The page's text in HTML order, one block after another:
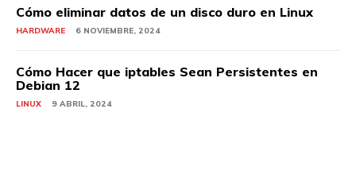
Cómo eliminar datos de un disco duro en Linux
HARDWARE 6 NOVIEMBRE, 2024
Cómo Hacer que iptables Sean Persistentes en
Debian 12
LINUX 9 ABRIL, 2024